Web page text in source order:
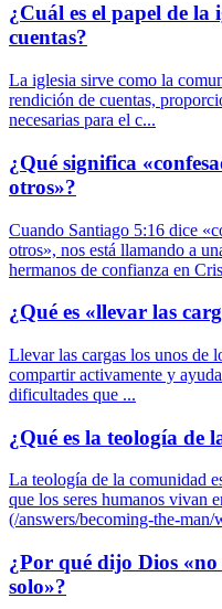
¿Cuál es el papel de la
cuentas?
La iglesia sirve como la
rendición de cuentas,
necesarias para el c...
¿Qué significa
otros»?
Cuando Santiago 5:16 dice
otros», nos está llamando a
hermanos de confianza en
¿Qué es «llevar las
Llevar las cargas los unos de
compartir activamente y
dificultades que ...
¿Qué es la teología de
La teología de la comunidad
que los seres humanos vivan
(/answers/becoming-the-man/
¿Por qué dijo Dios «no
solo»?